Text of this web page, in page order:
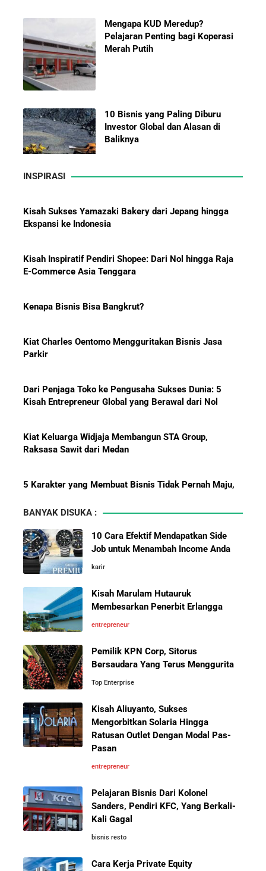
Mengapa KUD Meredup?
Pelajaran Penting bagi Koperasi
Merah Putih
10 Bisnis yang Paling Diburu
Investor Global dan Alasan di
Baliknya
Hadiah Piala Dunia 2026: Berapa
Bonus yang Diterima Para
Pemain?
Menjadi Revolusi Baru Energi
Pelajaran Karier dari Lionel
Messi: Awal Sulit Bukan
Achraf Hakimi, Bintang Sepak
Menaklukkan Eropa
Investor Asing Incar Take Over
Besar
Perbandingan Gaji Tahunan:
Antara Indonesia, Singapura,
Jepang, Malaysia, dan Arab Saudi
10 Situs E-Commerce China
Dagangan dengan Harga Murah
INSPIRASI
Kisah Sukses Yamazaki Bakery dari Jepang hingga
Ekspansi ke Indonesia
Kisah Inspiratif Pendiri Shopee: Dari Nol hingga Raja
E-Commerce Asia Tenggara
Kenapa Bisnis Bisa Bangkrut?
Kiat Charles Oentomo Mengguritakan Bisnis Jasa
Parkir
Dari Penjaga Toko ke Pengusaha Sukses Dunia: 5
Kisah Entrepreneur Global yang Berawal dari Nol
Kiat Keluarga Widjaja Membangun STA Group,
Raksasa Sawit dari Medan
5 Karakter yang Membuat Bisnis Tidak Pernah Maju,
10 Hambatan Utama Pemasaran yang Tidak Bisa
Diselesaikan oleh AI
Cara Menggunakan Canva di ChatGPT untuk
Mendesain Presentasi Secara Cepat dan Mudah
5 Pelajaran Hidup dari Pendiri Traveloka untuk Anak
Jangan Mau Selamanya Jadi Karyawan! Saatnya
Menjadi Pengusaha dan Mengubah Hidup Anda
Panduan Lengkap Membangun Pasar Ekspor: Cara
UMKM Indonesia Menembus Pasar Global
5 Pengusaha Pribumi Tersukses Dalam Bisnis
Lima Salesman Dunia yang Menjadi Miliarder Sukses
Kisah Sukses Metrodata Electronics: Raja Bisnis TI
BANYAK DISUKA :
10 Cara Efektif Mendapatkan Side
Job untuk Menambah Income Anda
karir
Kisah Marulam Hutauruk
Membesarkan Penerbit Erlangga
entrepreneur
Pemilik KPN Corp, Sitorus
Bersaudara Yang Terus Menggurita
Top Enterprise
Kisah Aliuyanto, Sukses
Mengorbitkan Solaria Hingga
Ratusan Outlet Dengan Modal Pas-
Pasan
entrepreneur
Pelajaran Bisnis Dari Kolonel
Sanders, Pendiri KFC, Yang Berkali-
Kali Gagal
bisnis resto
Cara Kerja Private Equity